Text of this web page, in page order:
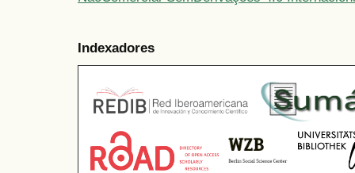
Indexadores